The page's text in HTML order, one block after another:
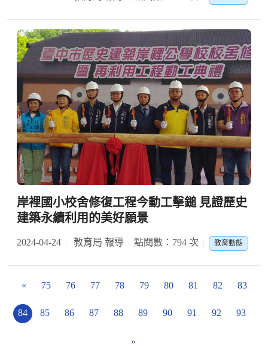
岸裡國小校舍修復工程今動工擊鎚 見證歷史
建築永續利用的美好願景
2024-04-24 教育局 報導 點閱數：794 次 教育動態
« 75 76 77 78 79 80 81 82 83
84 85 86 87 88 89 90 91 92 93
»